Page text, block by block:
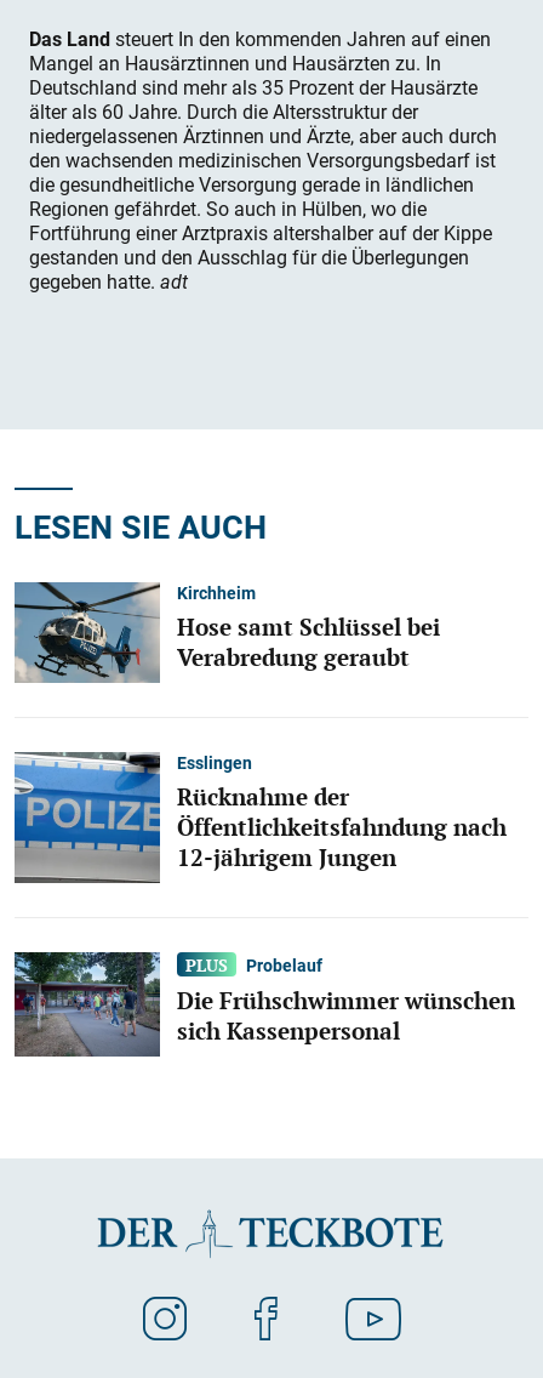
Das Landsteuert In den kommenden Jahren auf einen
Mangel an Hausärztinnen und Hausärzten zu. In
Deutschland sind mehr als 35 Prozent der Hausärzte
älter als 60 Jahre. Durch die Altersstruktur der
niedergelassenen Ärztinnen und Ärzte, aber auch durch
den wachsenden medizinischen Versorgungsbedarf ist
die gesundheitliche Versorgung gerade in ländlichen
Regionen gefährdet. So auch in Hülben, wo die
Fortführung einer Arztpraxis altershalber auf der Kippe
gestanden und den Ausschlag für die Überlegungen
gegeben hatte. adt
LESEN SIE AUCH
Kirchheim
Hose samt Schlüssel bei
Verabredung geraubt
Esslingen
Rücknahme der
Öffentlichkeitsfahndung nach
12-jährigem Jungen
Probelauf
Die Frühschwimmer wünschen
sich Kassenpersonal